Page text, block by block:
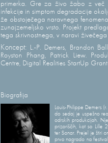
primerka. Gre za živo žabo z več
infekcije in simptom degradacije
že obstoječega naravnega
zunajzemeljsko vrsto. Projekt
tega skrivnostnega, v naravi
Koncept: L.-P. Demers, Brandon
Royston Phang, Patrick Liew.
Centre, Digital Realities StartUp
Biografija
Louis-Philippe Demers
do sedaj je uspešno
odrskih produkcijah.
prizoriščih, kot so
ter Sonar. Prejel je štiri
prvo nagrado na